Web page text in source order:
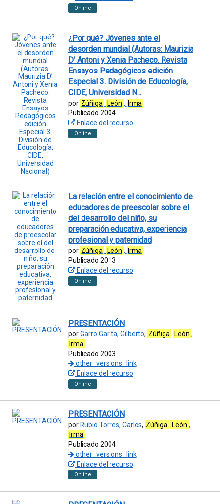
Online
¿Por qué? Jóvenes ante el
desorden mundial (Autoras: Maurizia
D’ Antoni y Xenia Pacheco. Revista
Ensayos Pedagógicos edición
Especial 3. División de Educología,
CIDE, Universidad N...
por Zúñiga León , Irma
Publicado 2004
Enlace del recurso
Online
La relación entre el conocimiento de
educadores de preescolar sobre el
del desarrollo del niño, su
preparación educativa, experiencia
profesional y paternidad
por Zúñiga León , Irma
Publicado 2013
Enlace del recurso
Online
PRESENTACIÓN
porGarro Garita, Gilberto, Zúñiga León ,
Irma
Publicado 2003
other_versions_link
Enlace del recurso
Online
PRESENTACIÓN
por Rubio Torres, Carlos, Zúñiga León ,
Irma
Publicado 2004
other_versions_link
Enlace del recurso
Online